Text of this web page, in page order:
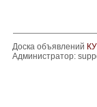
Доска объявлений
Администратор: